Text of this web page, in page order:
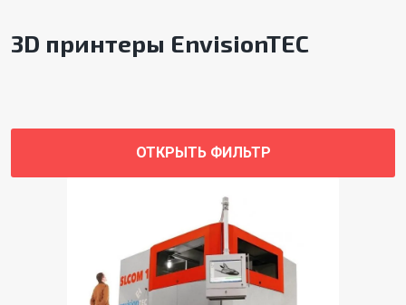
3D принтеры EnvisionTEC
ОТКРЫТЬ ФИЛЬТР